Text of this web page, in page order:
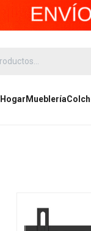
Hogar Mueblería